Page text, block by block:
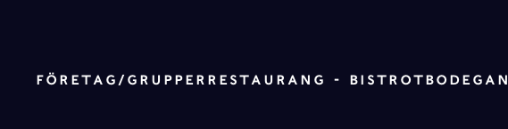
FÖRETAG/GRUPPER RESTAURANG - BISTROTBODEGAN